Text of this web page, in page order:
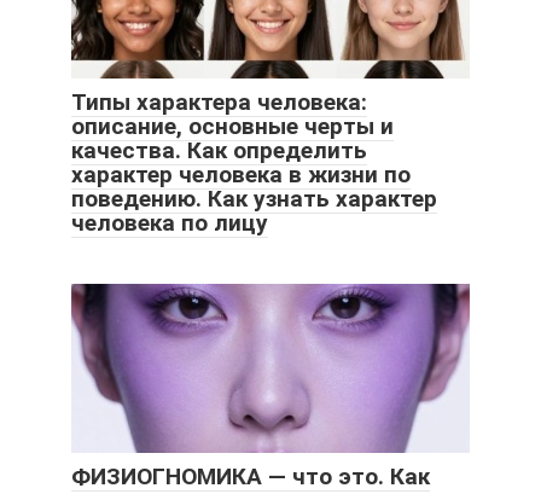
Типы характера человека:
описание, основные черты и
качества. Как определить
характер человека в жизни по
поведению. Как узнать характер
человека по лицу
ФИЗИОГНОМИКА — что это. Как